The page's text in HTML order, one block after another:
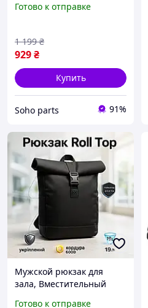
практичный для работы
Готово к отправке
929₴
1 199 ₴
Купить
Soho parts 91%
Мужской рюкзак для
зала, Вместительный
Готово к отправке